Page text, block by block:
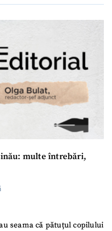
multe întrebări,
seama că pătuțul copilului